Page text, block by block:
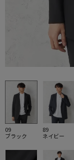
09
ブラック
89
ネイビー